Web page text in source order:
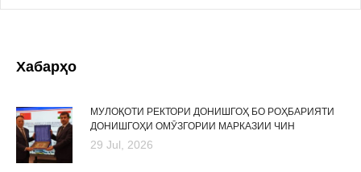
Хабарҳо
МУЛОҚОТИ РЕКТОРИ ДОНИШГОҲ БО РОҲБАРИЯТИ
ДОНИШГОҲИ ОМӮЗГОРИИ МАРКАЗИИ ЧИН
29 Jul, 2026